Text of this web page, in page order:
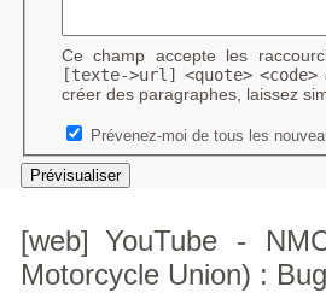
Ce champ accepte les
[texte->url]
<quote> <code>
créer des paragraphes, laissez
Prévenez-moi de tous les
[web] YouTube -
Motorcycle Union) :